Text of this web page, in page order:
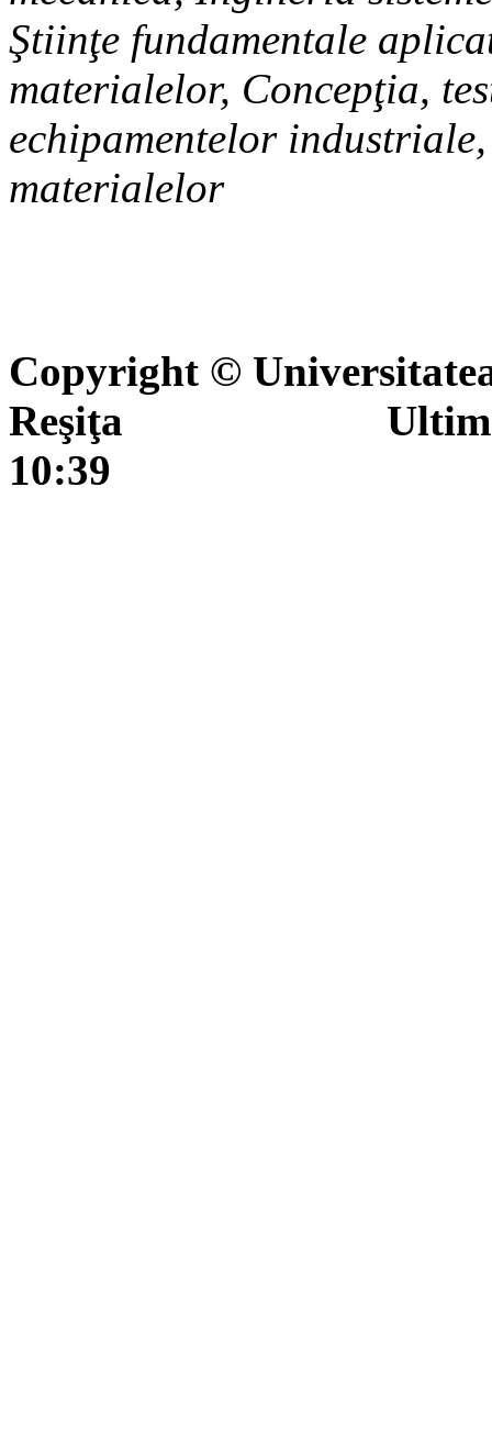
Ştiinţe fundamentale
materialelor, Concepţia,
echipamentelor
materialelor
Copyright ©
Reşiţa Ultima
10:39